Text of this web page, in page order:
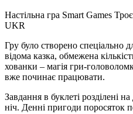
Настільна гра Smart Games
UKR
Гру було створено спеціально
відома казка, обмежена
хованки – магія гри-
вже починає працювати.
Завдання в буклеті розділені
ніч. Денні пригоди поросяток